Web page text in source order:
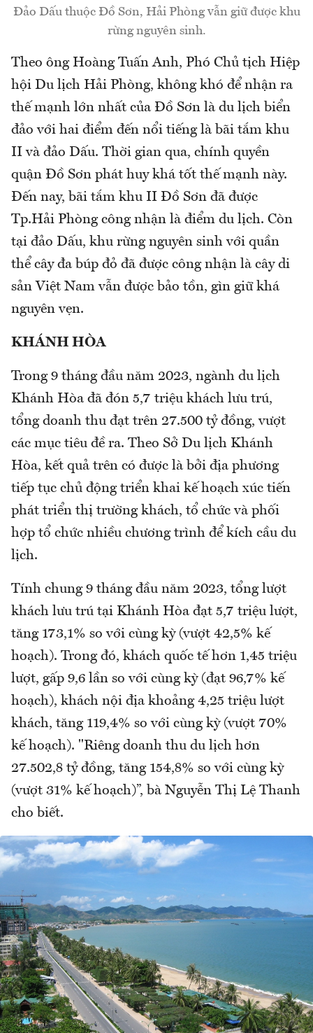
Đảo Dấu thuộc Đồ Sơn, Hải Phòng vẫn giữ được khu
rừng nguyên sinh.
Theo ông Hoàng Tuấn Anh, Phó Chủ tịch Hiệp
hội Du lịch Hải Phòng, không khó để nhận ra
thế mạnh lớn nhất của Đồ Sơn là du lịch biển
đảo với hai điểm đến nổi tiếng là bãi tắm khu
II và đảo Dấu. Thời gian qua, chính quyền
quận Đồ Sơn phát huy khá tốt thế mạnh này.
Đến nay, bãi tắm khu II Đồ Sơn đã được
Tp.Hải Phòng công nhận là điểm du lịch. Còn
tại đảo Dấu, khu rừng nguyên sinh với quần
thể cây đa búp đỏ đã được công nhận là cây di
sản Việt Nam vẫn được bảo tồn, gìn giữ khá
nguyên vẹn.
KHÁNH HÒA
Trong 9 tháng đầu năm 2023, ngành du lịch
Khánh Hòa đã đón 5,7 triệu khách lưu trú,
tổng doanh thu đạt trên 27.500 tỷ đồng, vượt
các mục tiêu đề ra. Theo Sở Du lịch Khánh
Hòa, kết quả trên có được là bởi địa phương
tiếp tục chủ động triển khai kế hoạch xúc tiến
phát triển thị trường khách, tổ chức và phối
hợp tổ chức nhiều chương trình để kích cầu du
lịch.
Tính chung 9 tháng đầu năm 2023, tổng lượt
khách lưu trú tại Khánh Hòa đạt 5,7 triệu lượt,
tăng 173,1% so với cùng kỳ (vượt 42,5% kế
hoạch). Trong đó, khách quốc tế hơn 1,45 triệu
lượt, gấp 9,6 lần so với cùng kỳ (đạt 96,7% kế
hoạch), khách nội địa khoảng 4,25 triệu lượt
khách, tăng 119,4% so với cùng kỳ (vượt 70%
kế hoạch). "Riêng doanh thu du lịch hơn
27.502,8 tỷ đồng, tăng 154,8% so với cùng kỳ
(vượt 31% kế hoạch)”, bà Nguyễn Thị Lệ Thanh
cho biết.